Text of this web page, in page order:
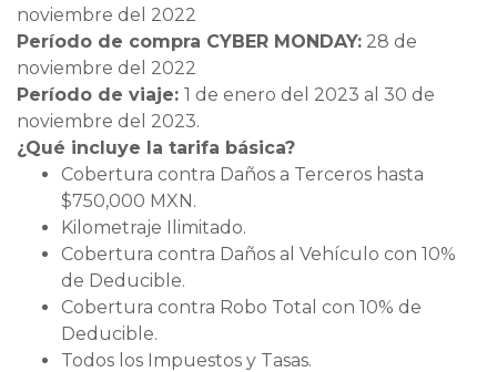
noviembre del 2022
Período de compra CYBER MONDAY: 28 de
noviembre del 2022
Período de viaje: 1 de enero del 2023 al 30 de
noviembre del 2023.
¿Qué incluye la tarifa básica?
Cobertura contra Daños a Terceros hasta
$750,000 MXN.
Kilometraje Ilimitado.
Cobertura contra Daños al Vehículo con 10%
de Deducible.
Cobertura contra Robo Total con 10% de
Deducible.
Todos los Impuestos y Tasas.